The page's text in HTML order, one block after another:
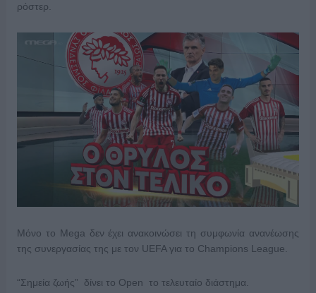
ρόστερ.
Μόνο το Mega δεν έχει ανακοινώσει τη συμφωνία ανανέωσης
της συνεργασίας της με τον UEFA για το Champions League.
“Σημεία ζωής” δίνει το Open το τελευταίο διάστημα.